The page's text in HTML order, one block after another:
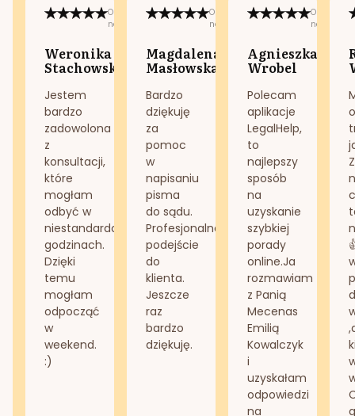
Opublikowano
na:
Weronika
Stachowska
Jestem
bardzo
zadowolona
z
konsultacji,
które
mogłam
odbyć w
niestandardowych
godzinach.
Dzięki
temu
mogłam
odpocząć
w
weekend.
:)
Opublikowano
na:
Magdalena
Masłowska
Bardzo
dziękuję
za
pomoc
w
napisaniu
pisma
do sądu.
Profesjonalne
podejście
do
klienta.
Jeszcze
raz
bardzo
dziękuję.
na:
Agnieszka
Wrobel
Polecam
aplikacje
LegalHelp,
to
najlepszy
sposób
na
uzyskanie
szybkiej
porady
online.Ja
rozmawiam
z Panią
Mecenas
Emilią
Kowalczyk
i
uzyskałam
odpowiedzi
na